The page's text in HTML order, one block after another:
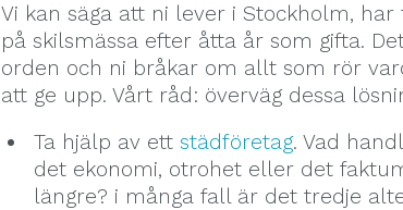
Vi kan säga att ni lever i Stockholm,
på skilsmässa efter åtta år som gifta.
orden och ni bråkar om allt som rör
att ge upp. Vårt råd: överväg dessa
Ta hjälp av ettstädföretag. Vad
det ekonomi, otrohet eller det
längre? i många fall är det tredje